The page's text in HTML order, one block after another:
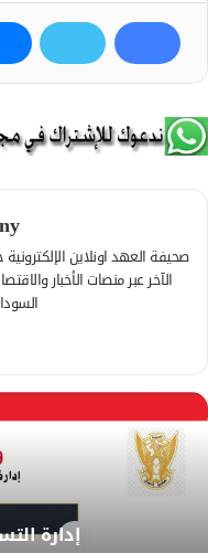
صحيفة العهد اونلاين
الآخر عبر منصات الأخبار
إدارة‭ ‬التسجيلات‭ ‬التجارية إعلان